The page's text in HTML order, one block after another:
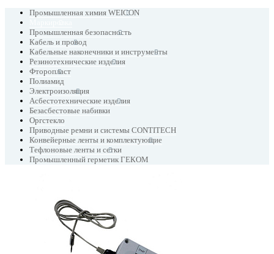
Промышленная химия WEICON
Промышленная безопасность
Кабель и провод
Кабельные наконечники и инструменты
Резинотехнические изделия
Фторопласт
Полиамид
Электроизоляция
Асбестотехнические изделия
Безасбестовые набивки
Оргстекло
Приводные ремни и системы CONTITECH
Конвейерные ленты и комплектующие
Тефлоновые ленты и сетки
Промышленный герметик ГЕКОМ